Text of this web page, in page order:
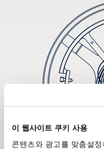
이 웹사이트 쿠키 사용
콘텐츠와 광고를 맞춤설